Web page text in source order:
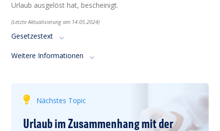
Urlaub ausgelöst hat, bescheinigt.
(Letzte Aktualisierung am 14.05.2024)
Gesetzestext
Weitere Informationen
Nächstes Topic
Urlaub im Zusammenhang mit der